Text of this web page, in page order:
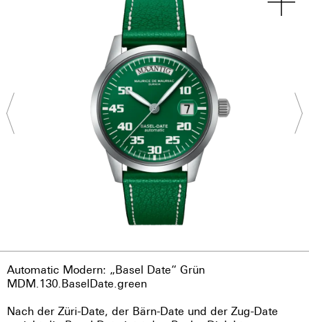
Automatic Modern: „Basel Date“ Grün
MDM.130.BaselDate.green
Nach der Züri-Date, der Bärn-Date und der Zug-Date